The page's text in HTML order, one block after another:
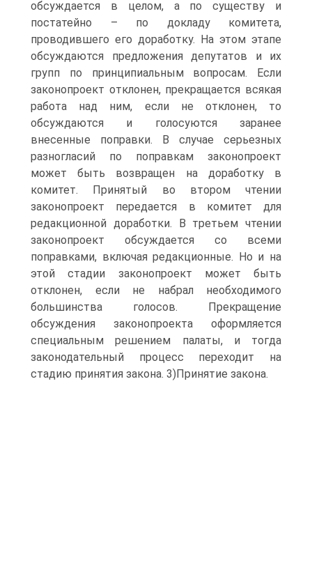
обсуждается в целом, а по существу и
постатейно – по докладу комитета,
проводившего его доработку. На этом этапе
обсуждаются предложения депутатов и их
групп по принципиальным вопросам. Если
законопроект отклонен, прекращается всякая
работа над ним, если не отклонен, то
обсуждаются и голосуются заранее
внесенные поправки. В случае серьезных
разногласий по поправкам законопроект
может быть возвращен на доработку в
комитет. Принятый во втором чтении
законопроект передается в комитет для
редакционной доработки. В третьем чтении
законопроект обсуждается со всеми
поправками, включая редакционные. Но и на
этой стадии законопроект может быть
отклонен, если не набрал необходимого
большинства голосов. Прекращение
обсуждения законопроекта оформляется
специальным решением палаты, и тогда
законодательный процесс переходит на
стадию принятия закона. 3)Принятие закона.